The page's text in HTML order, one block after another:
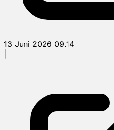
13 Juni 2026 09.14